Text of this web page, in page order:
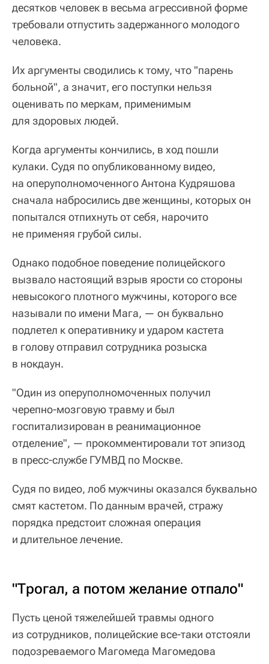
десятков человек в весьма агрессивной форме
требовали отпустить задержанного молодого
человека.
Их аргументы сводились к тому, что "парень
больной", а значит, его поступки нельзя
оценивать по меркам, применимым
для здоровых людей.
Когда аргументы кончились, в ход пошли
кулаки. Судя по опубликованному видео,
на оперуполномоченного Антона Кудряшова
сначала набросились две женщины, которых он
попытался отпихнуть от себя, нарочито
не применяя грубой силы.
Однако подобное поведение полицейского
вызвало настоящий взрыв ярости со стороны
невысокого плотного мужчины, которого все
называли по имени Мага, — он буквально
подлетел к оперативнику и ударом кастета
в голову отправил сотрудника розыска
в нокдаун.
"Один из оперуполномоченных получил
черепно-мозговую травму и был
госпитализирован в реанимационное
отделение", — прокомментировали тот эпизод
в пресс-службе ГУМВД по Москве.
Судя по видео, лоб мужчины оказался буквально
смят кастетом. По данным врачей, стражу
порядка предстоит сложная операция
и длительное лечение.
"Трогал, а потом желание отпало"
Пусть ценой тяжелейшей травмы одного
из сотрудников, полицейские все-таки отстояли
подозреваемого Магомеда Магомедова